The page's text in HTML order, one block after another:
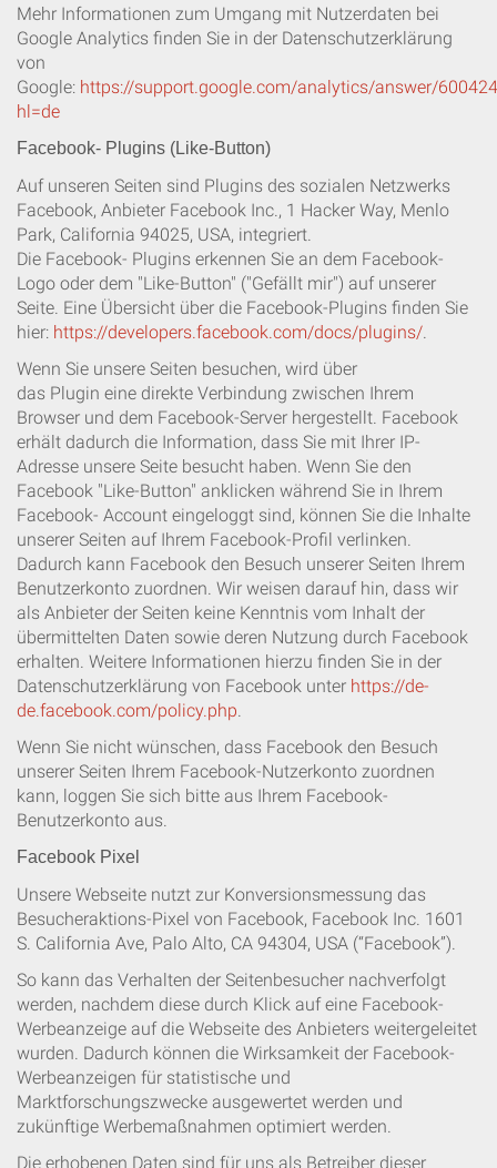
Mehr Informationen zum Umgang mit Nutzerdaten bei
Google Analytics finden Sie in der Datenschutzerklärung
von
Google: https://support.google.com/analytics/answer/
hl=de
Facebook- Plugins (Like-Button)
Auf unseren Seiten sind Plugins des sozialen Netzwerks
Facebook, Anbieter Facebook Inc., 1 Hacker Way, Menlo
Park, California 94025, USA, integriert.
Die Facebook- Plugins erkennen Sie an dem Facebook-
Logo oder dem "Like-Button" ("Gefällt mir") auf unserer
Seite. Eine Übersicht über die Facebook-Plugins finden Sie
hier: https://developers.facebook.com/docs/plugins/.
Wenn Sie unsere Seiten besuchen, wird über
das Plugin eine direkte Verbindung zwischen Ihrem
Browser und dem Facebook-Server hergestellt. Facebook
erhält dadurch die Information, dass Sie mit Ihrer IP-
Adresse unsere Seite besucht haben. Wenn Sie den
Facebook "Like-Button" anklicken während Sie in Ihrem
Facebook- Account eingeloggt sind, können Sie die Inhalte
unserer Seiten auf Ihrem Facebook-Profil verlinken.
Dadurch kann Facebook den Besuch unserer Seiten Ihrem
Benutzerkonto zuordnen. Wir weisen darauf hin, dass wir
als Anbieter der Seiten keine Kenntnis vom Inhalt der
übermittelten Daten sowie deren Nutzung durch Facebook
erhalten. Weitere Informationen hierzu finden Sie in der
Datenschutzerklärung von Facebook unter https://de-
de.facebook.com/policy.php.
Wenn Sie nicht wünschen, dass Facebook den Besuch
unserer Seiten Ihrem Facebook-Nutzerkonto zuordnen
kann, loggen Sie sich bitte aus Ihrem Facebook-
Benutzerkonto aus.
Facebook Pixel
Unsere Webseite nutzt zur Konversionsmessung das
Besucheraktions-Pixel von Facebook, Facebook Inc. 1601
S. California Ave, Palo Alto, CA 94304, USA (“Facebook”).
So kann das Verhalten der Seitenbesucher nachverfolgt
werden, nachdem diese durch Klick auf eine Facebook-
Werbeanzeige auf die Webseite des Anbieters weitergeleitet
wurden. Dadurch können die Wirksamkeit der Facebook-
Werbeanzeigen für statistische und
Marktforschungszwecke ausgewertet werden und
zukünftige Werbemaßnahmen optimiert werden.
Die erhobenen Daten sind für uns als Betreiber dieser